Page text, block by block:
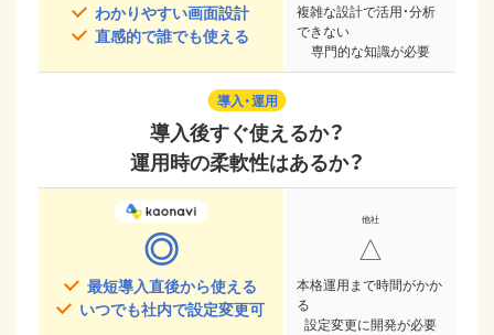
わかりやすい画面設計
直感的で誰でも使える
複雑な設計で活用・分析
できない
専門的な知識が必要
導入・運用
導入後すぐ使えるか？
運用時の柔軟性はあるか？
◎
最短導入直後から使える
いつでも社内で設定変更可
△
本格運用まで時間がかか
る
設定変更に開発が必要